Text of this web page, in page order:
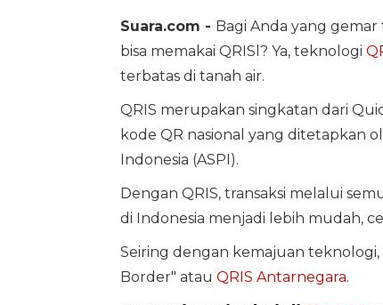
Suara.com - Bagi Anda yang
bisa memakai QRISl? Ya, teknologi
terbatas di tanah air.
QRIS merupakan singkatan dari
kode QR nasional yang ditetapkan
Indonesia (ASPI).
Dengan QRIS, transaksi melalui
di Indonesia menjadi lebih mudah,
Seiring dengan kemajuan teknologi,
Border" atau QRIS Antarnegara.